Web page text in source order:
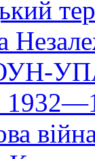
УПА